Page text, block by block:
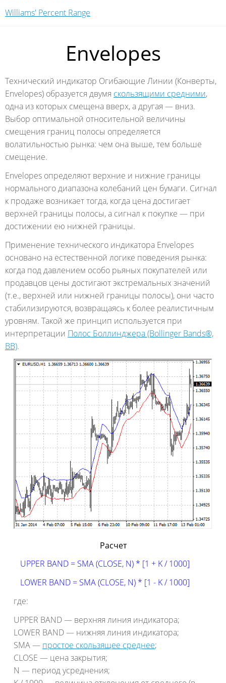
Williams' Percent Range
Envelopes
Технический индикатор Огибающие Линии (Конверты,
Envelopes) образуется двумя скользящими средними,
одна из которых смещена вверх, а другая — вниз.
Выбор оптимальной относительной величины
смещения границ полосы определяется
волатильностью рынка: чем она выше, тем больше
смещение.
Envelopes определяют верхние и нижние границы
нормального диапазона колебаний цен бумаги. Сигнал
к продаже возникает тогда, когда цена достигает
верхней границы полосы, а сигнал к покупке — при
достижении ею нижней границы.
Применение технического индикатора Envelopes
основано на естественной логике поведения рынка:
когда под давлением особо рьяных покупателей или
продавцов цены достигают экстремальных значений
(т.е., верхней или нижней границы полосы), они часто
стабилизируются, возвращаясь к более реалистичным
уровням. Такой же принцип используется при
интерпретации Полос Боллинджера (Bollinger Bands®,
BB).
Расчет
UPPER BAND = SMA (CLOSE, N) * [1 + K / 1000]
LOWER BAND = SMA (CLOSE, N) * [1 - K / 1000]
где:
UPPER BAND — верхняя линия индикатора;
LOWER BAND — нижняя линия индикатора;
SMA — простое скользящее среднее;
CLOSE — цена закрытия;
N — период усреднения;